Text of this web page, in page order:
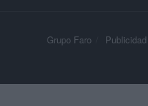
Grupo Faro Publicidad